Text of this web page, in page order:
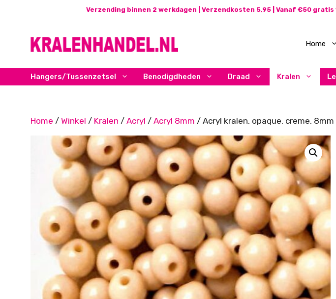
Verzending binnen 2 werkdagen | Verzendkosten 5,95 | Vanaf €50 gratis
Home
Hangers/Tussenzetsel Benodigdheden Draad Kralen
Home / Winkel / Kralen / Acryl / Acryl 8mm / Acryl kralen, opaque, creme, 8mm